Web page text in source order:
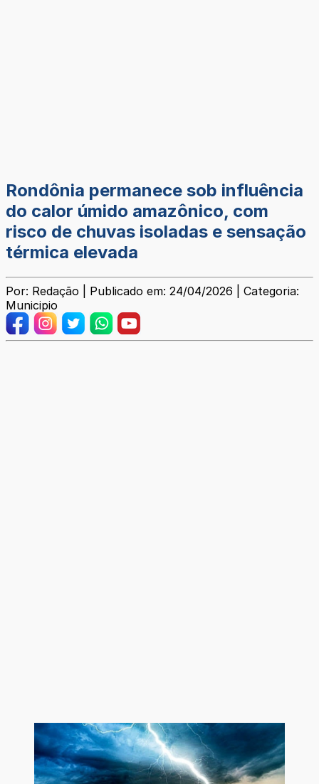
Rondônia permanece sob influência
do calor úmido amazônico, com
risco de chuvas isoladas e sensação
térmica elevada
Por: Redação | Publicado em: 24/04/2026 | Categoria:
Municipio